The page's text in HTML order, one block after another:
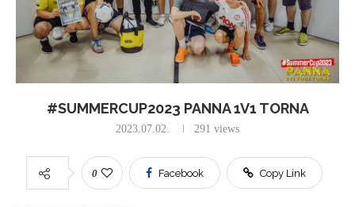
#SUMMERCUP2023 PANNA 1V1 TORNA
2023.07.02. 291 views
0 Facebook Copy Link